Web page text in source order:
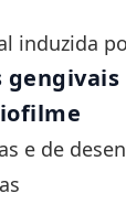
induzida
gengivais
e de